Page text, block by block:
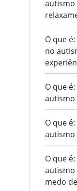
autismo
O que
no
O que
autismo
O que
autismo
O que
autismo
medo